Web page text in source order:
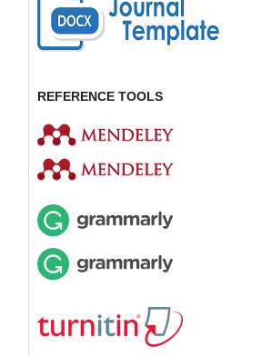
REFERENCE TOOLS